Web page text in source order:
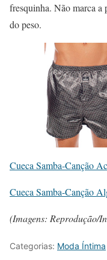
fresquinha. Não marca a
do peso.
Cueca Samba-Canção
Cueca Samba-Canção
(Imagens: Reprodução/
Categorias: Moda Íntima